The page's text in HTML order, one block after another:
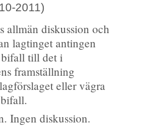
2011)
allmän diskussion och
lagtinget antingen
till det i
framställning
eller vägra
Ingen diskussion.